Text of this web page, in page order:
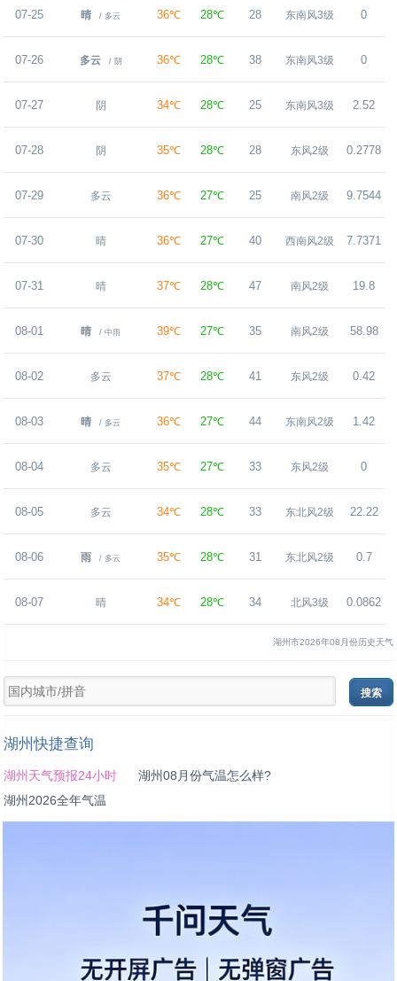
07-25 晴 / 多云 36℃ 28℃ 28 东南风3级 0
07-26 多云 / 阴 36℃ 28℃ 38 东南风3级 0
07-27 阴 34℃ 28℃ 25 东南风3级 2.52
07-28 阴 35℃ 28℃ 28 东风2级 0.2778
07-29 多云 36℃ 27℃ 25 南风2级 9.7544
07-30 晴 36℃ 27℃ 40 西南风2级 7.7371
07-31 晴 37℃ 28℃ 47 南风2级 19.8
08-01 晴 / 中雨 39℃ 27℃ 35 南风2级 58.98
08-02 多云 37℃ 28℃ 41 东风2级 0.42
08-03 晴 / 多云 36℃ 27℃ 44 东南风2级 1.42
08-04 多云 35℃ 27℃ 33 东风2级 0
08-05 多云 34℃ 28℃ 33 东北风2级 22.22
08-06 雨 / 多云 35℃ 28℃ 31 东北风2级 0.7
08-07 晴 34℃ 28℃ 34 北风3级 0.0862
湖州市2026年08月份历史天气
湖州快捷查询
湖州天气预报24小时
湖州08月份气温怎么样?
湖州2026全年气温